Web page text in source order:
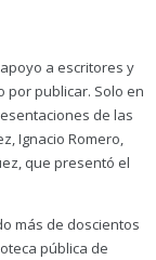
a escritores y
publicar. Solo en
de las
Ignacio Romero,
que presentó el
más de doscientos
pública de